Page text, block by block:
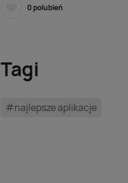
0 polubień
Tagi
#najlepsze aplikacje